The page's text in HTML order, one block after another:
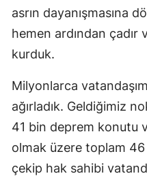
asrın dayanışmasına
hemen ardından
kurduk.
Milyonlarca
ağırladık. Geldiğimiz
41 bin deprem konutu
olmak üzere toplam 46
çekip hak sahibi